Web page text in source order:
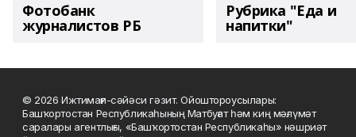
Фотобанк
журналистов РБ
Рубрика "Еда и
напитки"
© 2026 Ижтимағи-сәйәси гәзит. Ойоштороусылары:
Башҡортостан Республикаһының Матбуғат һәм киң мәғлүмәт
саралары агентлығы, «Башҡортостан Республикаһы» нәшриәт